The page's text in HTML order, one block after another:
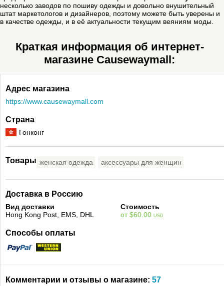
несколько заводов по пошиву одежды и довольно внушительный
штат маркетологов и дизайнеров, поэтому можете быть уверены и
в качестве одежды, и в её актуальности текущим веяниям моды.
Краткая информация об интернет-
магазине Causewaymall:
Адрес магазина
https://www.causewaymall.com
Страна
Гонконг
Товары женская одежда аксессуары для женщин
Доставка в Россию
Вид доставки
Стоимость
Hong Kong Post, EMS, DHL
от $60.00 USD
Способы оплаты
Комментарии и отзывы о магазине: 57